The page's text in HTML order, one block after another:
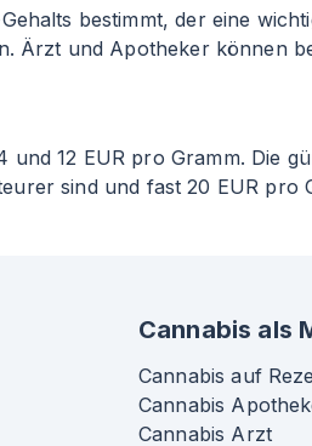
bestimmt, der eine
Ärzt und Apotheker können
12 EUR pro Gramm. Die
sind und fast 20 EUR pro
Cannabis als
Cannabis auf
Cannabis
Cannabis Arzt